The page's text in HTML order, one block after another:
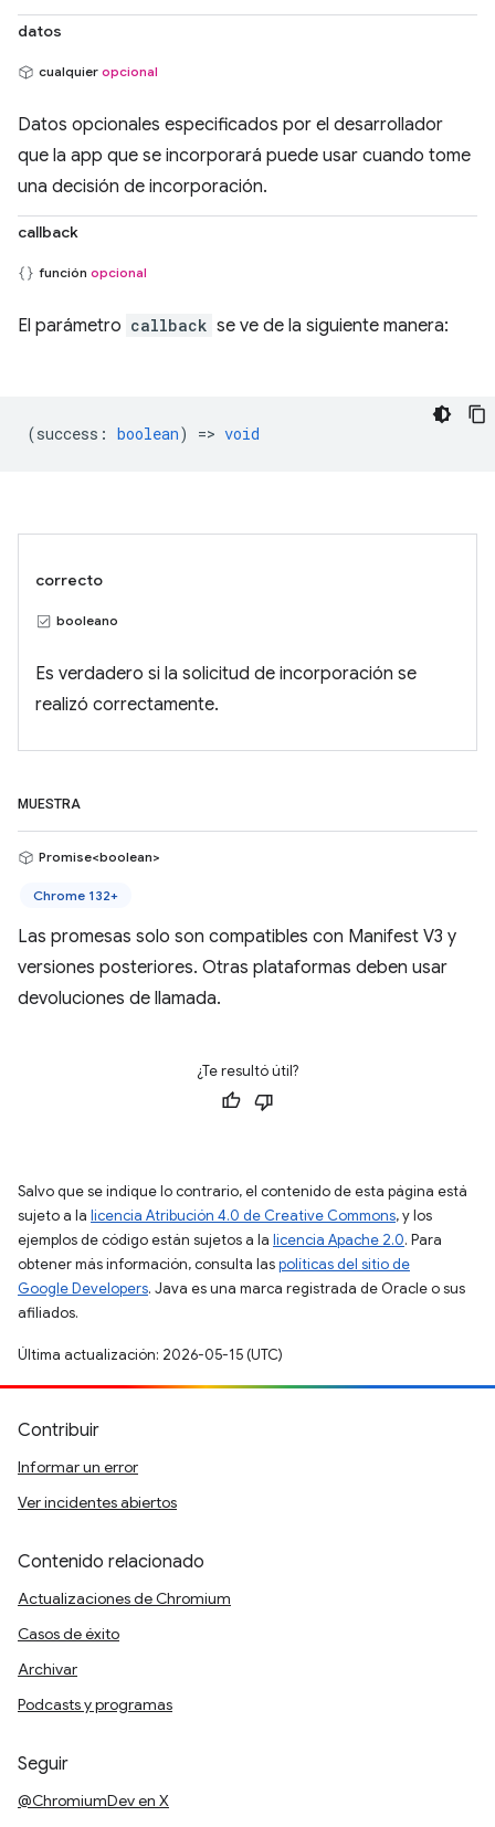
datos
cualquier opcional
Datos opcionales especificados por el desarrollador
que la app que se incorporará puede usar cuando tome
una decisión de incorporación.
callback
función opcional
El parámetro callback se ve de la siguiente manera:
(success : boolean) => void
correcto
booleano
Es verdadero si la solicitud de incorporación se
realizó correctamente.
MUESTRA
Promise<boolean>
Chrome 132+
Las promesas solo son compatibles con Manifest V3 y
versiones posteriores. Otras plataformas deben usar
devoluciones de llamada.
¿Te resultó útil?
Salvo que se indique lo contrario, el contenido de esta página está
sujeto a la licencia Atribución 4.0 de Creative Commons, y los
ejemplos de código están sujetos a la licencia Apache 2.0. Para
obtener más información, consulta laspolíticas del sitio de
Google Developers. Java es una marca registrada de Oracle o sus
afiliados.
Última actualización: 2026-05-15 (UTC)
Contribuir
Informar un error
Ver incidentes abiertos
Contenido relacionado
Actualizaciones de Chromium
Casos de éxito
Archivar
Podcasts y programas
Seguir
@ChromiumDev en X